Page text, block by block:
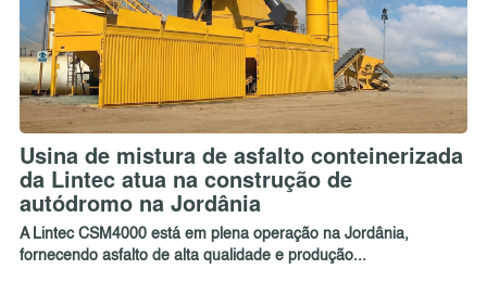
Usina de mistura de asfalto conteinerizada
da Lintec atua na construção de
autódromo na Jordânia
A Lintec CSM4000 está em plena operação na Jordânia,
fornecendo asfalto de alta qualidade e produção...